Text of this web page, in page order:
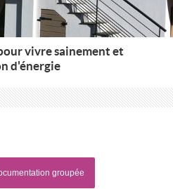
vivre sainement et
d'énergie
groupée